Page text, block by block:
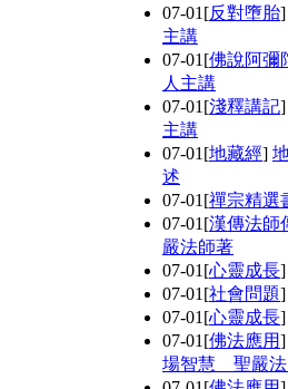
07-01 [反對墮胎
主講
07-01 [佛說阿彌
人主講
07-01 [淺釋講記
主講
07-01 [地藏經]
述
07-01 [禪宗精選
07-01 [漢傳法師
嚴法師著
07-01 [心靈成長
07-01 [社會問題
07-01 [心靈成長
07-01 [佛法應用
場智慧 聖嚴